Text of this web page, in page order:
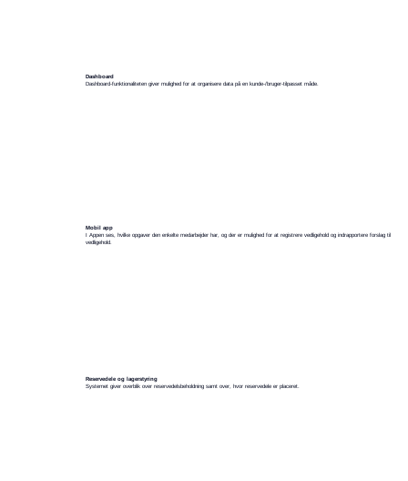
Dashboard
Dashboard-funktionaliteten giver mulighed for at organisere data på en kunde-/bruger-tilpasset måde.
Mobil app
I Appen ses, hvilke opgaver den enkelte medarbejder har, og der er mulighed for at registrere vedligehold og indrapportere forslag til
vedligehold.
Reservedele og lagerstyring
Systemet giver overblik over reservedelsbeholdning samt over, hvor reservedele er placeret.